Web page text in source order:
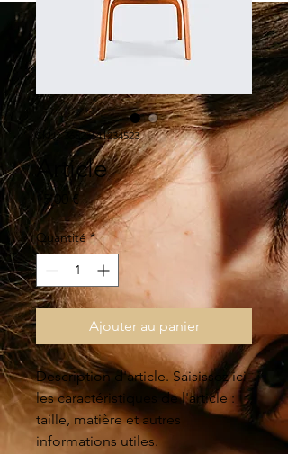
SKU : 36523641234523
Article
15,00 € Prix
Quantité *
Ajouter au panier
Description d'article. Saisissez ici
les caractéristiques de l'article :
taille, matière et autres
informations utiles.